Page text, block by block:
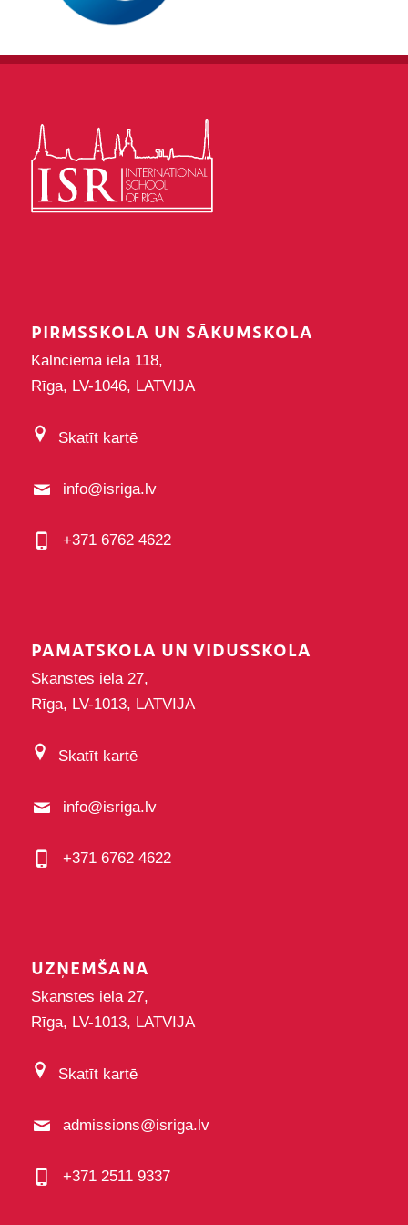
PIRMSSKOLA UN SĀKUMSKOLA
Kalnciema iela 118,
Rīga, LV-1046, LATVIJA
Skatīt kartē
info@isriga.lv
+371 6762 4622
PAMATSKOLA UN VIDUSSKOLA
Skanstes iela 27,
Rīga, LV-1013, LATVIJA
Skatīt kartē
info@isriga.lv
+371 6762 4622
UZŅEMŠANA
Skanstes iela 27,
Rīga, LV-1013, LATVIJA
Skatīt kartē
admissions@isriga.lv
+371 2511 9337